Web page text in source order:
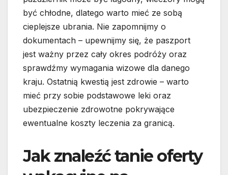
być chłodne, dlatego warto mieć ze sobą
cieplejsze ubrania. Nie zapomnijmy o
dokumentach – upewnijmy się, że paszport
jest ważny przez cały okres podróży oraz
sprawdźmy wymagania wizowe dla danego
kraju. Ostatnią kwestią jest zdrowie – warto
mieć przy sobie podstawowe leki oraz
ubezpieczenie zdrowotne pokrywające
ewentualne koszty leczenia za granicą.
Jak znaleźć tanie oferty